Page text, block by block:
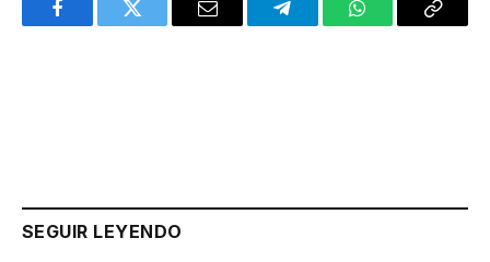
FacebookTwitter Email TelegramWhatsAppCopy
SEGUIR LEYENDO